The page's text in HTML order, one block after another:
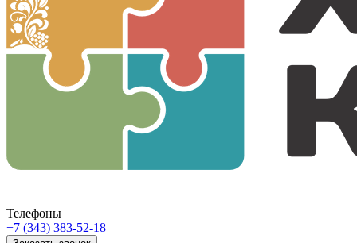
Телефоны
+7 (343) 383-52-18